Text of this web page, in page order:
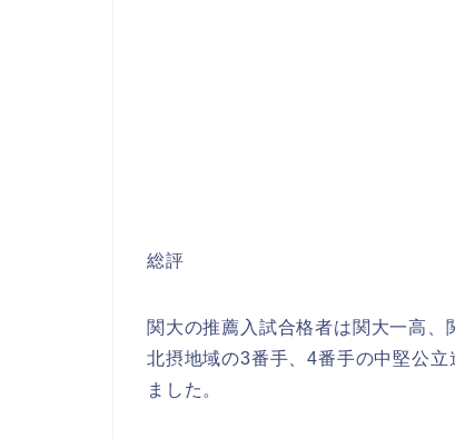
総評
関大の推薦入試合格者は関大一高
北摂地域の3番手、4番手の中堅公
ました。